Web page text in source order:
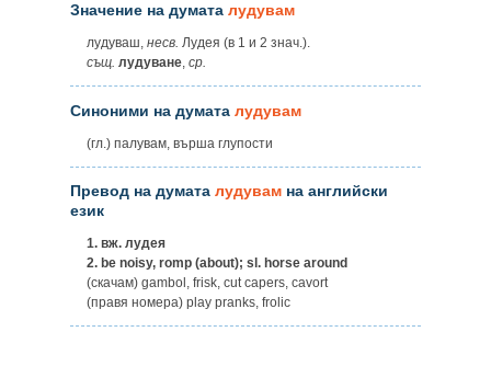
Значение на думата лудувам
лудуваш, несв. Лудея (в 1 и 2 знач.).
същ. лудуване, ср.
Синоними на думата лудувам
(гл.) палувам, върша глупости
Превод на думата лудувам на английски
език
1. вж. лудея
2. be noisy, romp (about); sl. horse around
(скачам) gambol, frisk, cut capers, cavort
(правя номера) play pranks, frolic